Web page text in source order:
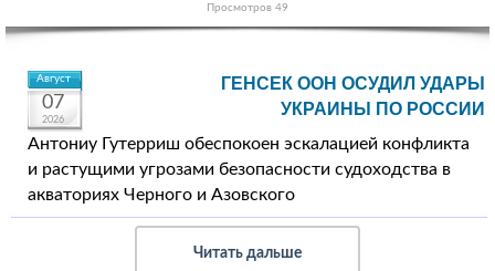
Просмотров 49
Август
07
2026
ГЕНСЕК ООН ОСУДИЛ УДАРЫ
УКРАИНЫ ПО РОССИИ
Антониу Гутерриш обеспокоен эскалацией конфликта
и растущими угрозами безопасности судоходства в
акваториях Черного и Азовского
Читать дальше